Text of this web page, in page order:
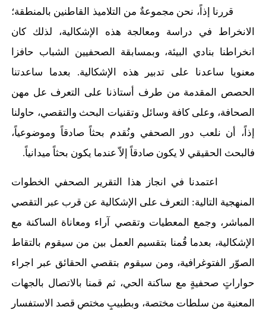
قررنا إذاً، نحن مجموعةٌ من التلاميذ القاطنين بالمنطقة؛
الانخراط في دراسة ومعالجة هذه الإشكالية، لذلك كان
انخراطنا بنادي البيئة، وبمسابقة الصحفيين الشباب حافزا
معنويا ساعدنا على تدبير هذه الإشكالية. بعدما ساعدتنا
الحصص المقدمة من طرف أستاذنا على التعرف عل مهن
الصحافة، وعلى كافة وسائل وتقنيات البحث والتقصي، حاولنا
إذاً، أن نلعب دور الصحفي ونُقدم بحثاً صادقاً وموضوعياً،
فالبحث الحقيقي لا يكون صادقاً إلاّ عندما يكون بحثاً ميدانياً.
اعتمدنا في انجاز هذا التقرير الصحفي الخطوات
المنهجية التالية: التعرف على الإشكالية عن قرب عبر التقصي
المباشر، وجمع المعطيات وتقصي آراء ومعاناة الساكنة مع
الإشكالية، بعدما قُمنا بتقسيم العمل بين من سيقوم بالتقاط
الصوّر الفتوغرافية، ومن سيقوم بتقصي الحقائق عبر اجراء
حواراتٍ صحفيةٍ مع ساكنة الحي، ثم قمنا بالاتصال بالجهات
المعنية من سلطات مختصة، وبطبيبٍ مختصٍ قصد الاستفسار